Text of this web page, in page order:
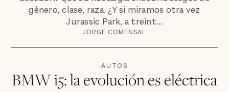
género, clase, raza. ¿Y si miramos otra vez
Jurassic Park, a treint...
JORGE COMENSAL
AUTOS
BMW i5: la evolución es eléctrica